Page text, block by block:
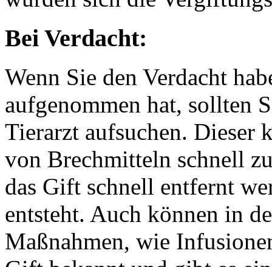
Bei Verdacht:
Wenn Sie den Verdacht
aufgenommen hat, sollten
Tierarzt aufsuchen. Dieser
von Brechmitteln schnell
das Gift schnell entfernt
entsteht. Auch können in
Maßnahmen, wie